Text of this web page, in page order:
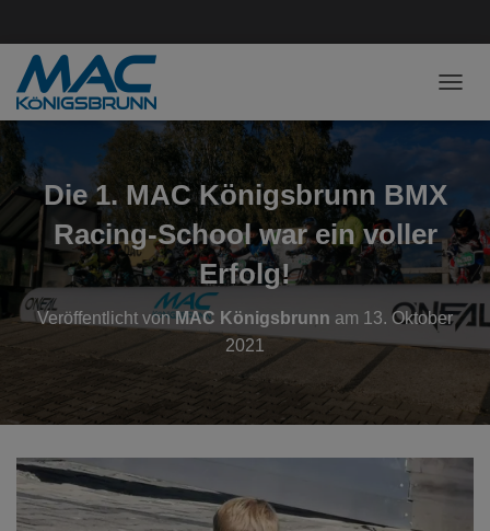
Die 1. MAC Königsbrunn BMX
Racing-School war ein voller
Erfolg!
Veröffentlicht vonMAC Königsbrunn am 13. Oktober
2021